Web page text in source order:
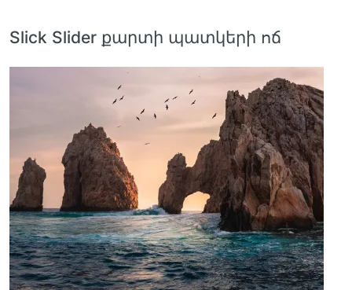
Slick Slider քարտի պատկերի ոճ